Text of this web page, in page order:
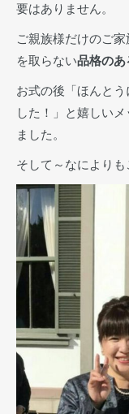
要はありません。
ご親族様だけのご
を取らない品格のあ
お式の後「ほんと
した！」と嬉しい
ました。
そして～なによりも